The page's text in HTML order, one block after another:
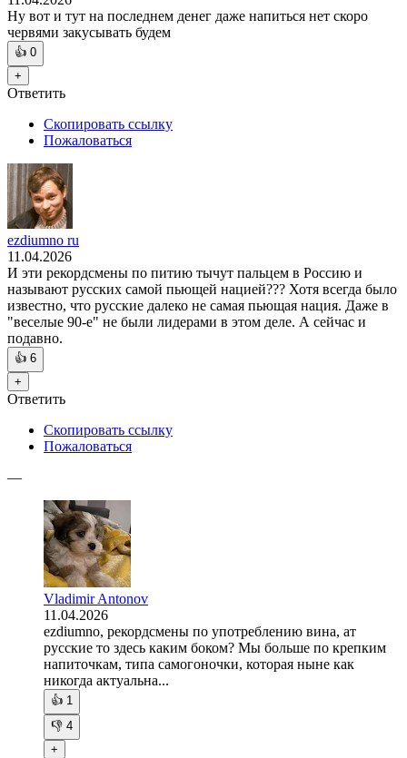
Ну вот и тут на последнем денег даже напиться нет скоро
червями закусывать будем
👍 0
+
Ответить
Скопировать ссылку
Пожаловаться
ezdiumno ru
11.04.2026
И эти рекордсмены по питию тычут пальцем в Россию и
называют русских самой пьющей нацией??? Хотя всегда было
известно, что русские далеко не самая пьющая нация. Даже в
"веселые 90-е" не были лидерами в этом деле. А сейчас и
подавно.
👍 6
+
Ответить
Скопировать ссылку
Пожаловаться
—
Vladimir Antonov
11.04.2026
ezdiumno, рекордсмены по употреблению вина, ат
русские то здесь каким боком? Мы больше по крепким
напиточкам, типа самогоночки, которая ныне как
никогда актуальна...
👍 1
👎 4
+